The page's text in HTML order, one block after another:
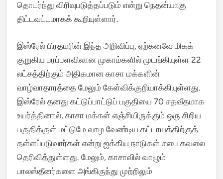
தொடர்ந்து விரிவுபடுத்தப்படும் என்று நெதன்யாகு
திட்டவட்டமாகக் கூறியுள்ளார்.
இஸ்ரேல் பிரதமரின் இந்த அறிவிப்பு, ஏற்கனவே மிகக்
குறுகிய பரப்பளவிலான முகாம்களில் முடங்கியுள்ள 22
லட்சத்திற்கும் அதிகமான காசா மக்களின்
வாழ்வாதாரத்தை மேலும் கேள்விக்குறியாக்கியுள்ளது.
இஸ்ரேல் தனது கட்டுப்பாட்டுப் பகுதியை 70 சதவீதமாக
உயர்த்தினால், காசா மக்கள் எஞ்சியிருக்கும் ஒரு சிறிய
பகுதிக்குள் மட்டுமே வாழ வேண்டிய கட்டாயத்திற்குத்
தள்ளப்படுவார்கள் என்று ஐக்கிய நாடுகள் சபை கவலை
தெரிவித்துள்ளது. மேலும், காசாவில் வாழும்
பாலஸ்தீனர்களை அங்கிருந்து முற்றிலும்